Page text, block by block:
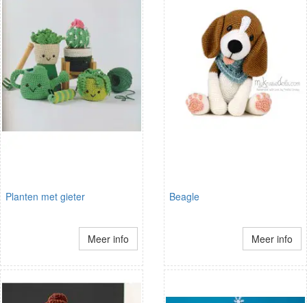
Planten met gieter
Meer info
Beagle
Meer info